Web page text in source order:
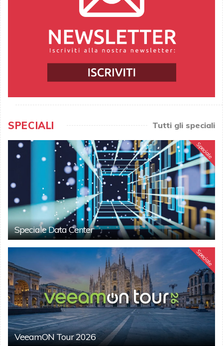
SPECIALI Tutti gli speciali
Speciale
Speciale Data Center
Speciale
VeeamON Tour 2026